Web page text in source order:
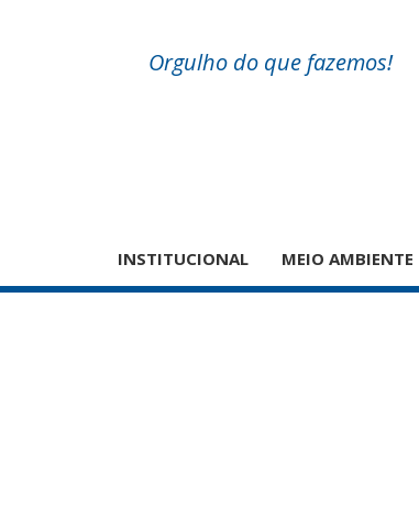
Orgulho do que fazemos!
INSTITUCIONAL MEIO AMBIENTE